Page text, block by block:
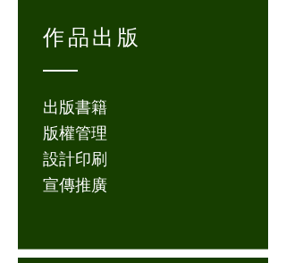
作品出版
出版書籍
版權管理
設計印刷
宣傳推廣